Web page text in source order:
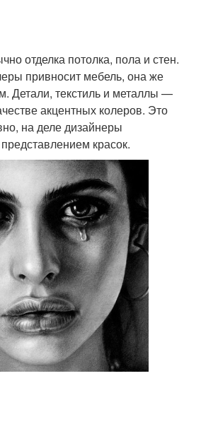
отделка потолка, пола и стен.
привносит мебель, она же
Детали, текстиль и металлы —
акцентных колеров. Это
на деле дизайнеры
красок.